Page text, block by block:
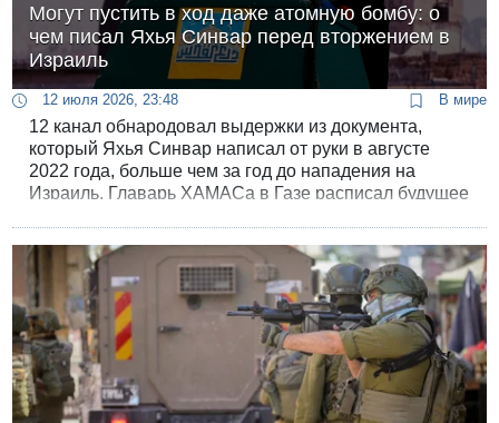
Могут пустить в ход даже атомную бомбу: о
чем писал Яхья Синвар перед вторжением в
Израиль
12 июля 2026, 23:48 В мире
12 канал обнародовал выдержки из документа,
который Яхья Синвар написал от руки в августе
2022 года, больше чем за год до нападения на
Израиль. Главарь ХАМАСа в Газе расписал будущее
предугадать, каким будет ответ.